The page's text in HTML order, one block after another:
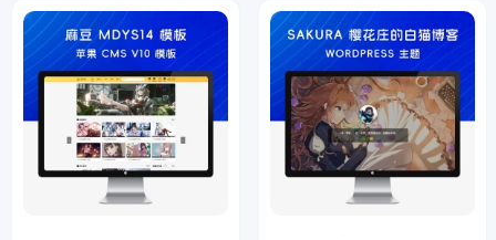
2 模板参考了很多大佬给出的样
式，优化更新了出炉了现在 MXon
e v10 版本，功能也加了一些，主
要是前端样式会更好看一些更大
气。 模板截图 安装模板教程说明
将 tem…
强大的模块化编辑器工具，为站长
提供有力的生产力